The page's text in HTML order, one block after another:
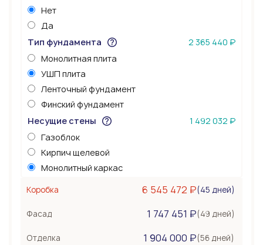
Нет
Да
Тип фундамента
2 365 440 ₽
Монолитная плита
УШП плита
Ленточный фундамент
Финский фундамент
Несущие стены
1 492 032 ₽
Газоблок
Кирпич щелевой
Монолитный каркас
Бетонные стены
Коробка 6 545 472 ₽(45 дней)
Фасад 1 747 451 ₽(49 дней)
Отделка 1 904 000 ₽(56 дней)